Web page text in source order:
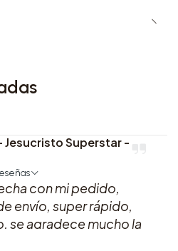
Jesucristo Superstar -
reseñas
con mi pedido,
envío, super rápido,
se agradece mucho la
hacia los